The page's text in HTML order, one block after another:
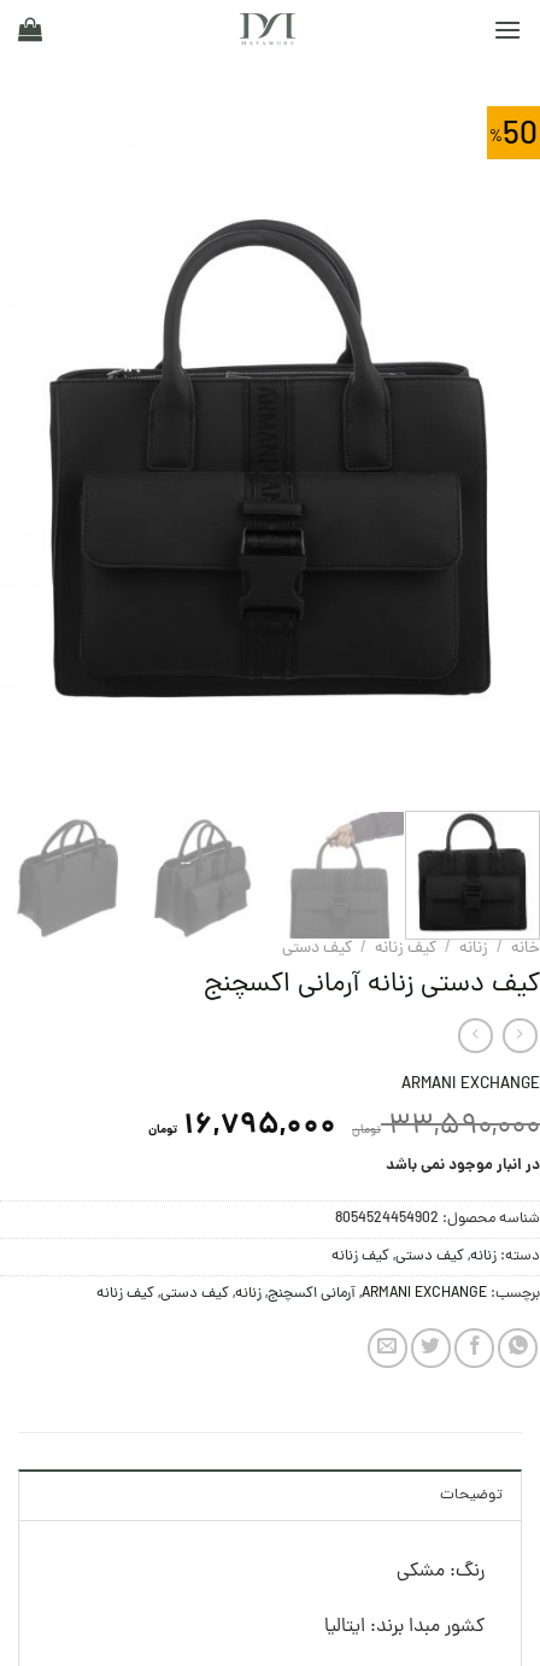
50
خانه / زنانه / کیف زنانه / کيف دستی
کیف دستی زنانه آرمانی اکسچنج
ARMANI EXCHANGE
33,590,000 تومان 16,795,000 تومان
در انبار موجود نمی باشد
شناسه محصول: 8054524454902
دسته: زنانه,کيف دستی,کیف زنانه
برچسب: ARMANI EXCHANGE
,آرمانی اکسچنج,زنانه,کيف دستی,کیف زنانه
توضیحات
رنگ: مشکی
کشور مبدا برند: ایتالیا